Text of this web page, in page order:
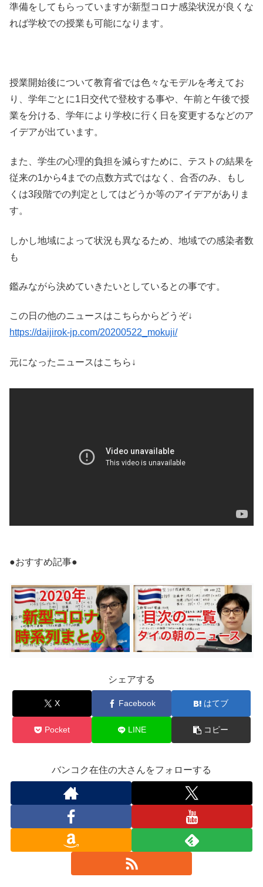
準備をしてもらっていますが新型コロナ感染状況が良くな
れば学校での授業も可能になります。
授業開始後について教育省では色々なモデルを考えてお
り、学年ごとに1日交代で登校する事や、午前と午後で授
業を分ける、学年により学校に行く日を変更するなどのア
イデアが出ています。
また、学生の心理的負担を減らすために、テストの結果を
従来の1から4までの点数方式ではなく、合否のみ、もし
くは3段階での判定としてはどうか等のアイデアがありま
す。
しかし地域によって状況も異なるため、地域での感染者数
も
鑑みながら決めていきたいとしているとの事です。
この日の他のニュースはこちらからどうぞ↓
https://daijirok-jp.com/20200522_mokuji/
元になったニュースはこちら↓
●おすすめ記事●
シェアする
X Facebook はてブ
Pocket LINE コピー
バンコク在住の大さんをフォローする